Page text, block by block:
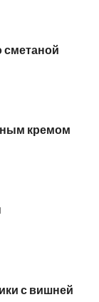
сметаной
кремом
с вишней